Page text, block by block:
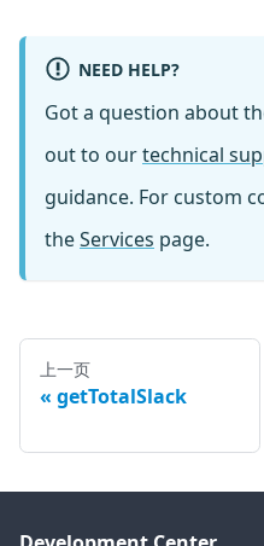
NEED HELP?
Got a question about
out to ourtechnical
guidance. For custom
theServices page.
上一页
getTotalSlack